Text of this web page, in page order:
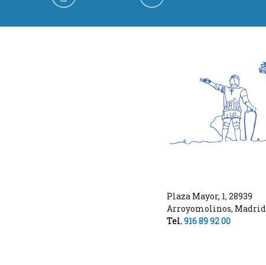
Plaza Mayor, 1, 28939
Arroyomolinos, Madrid
Tel.916 89 92 00